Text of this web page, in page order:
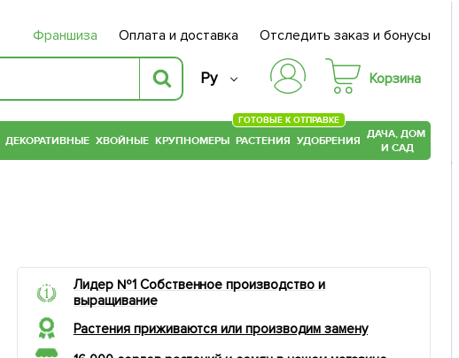
Франшиза Оплата и доставка Отследить заказ и бонусы
Ру Корзина
ДЕКОРАТИВНЫЕ ХВОЙНЫЕ КРУПНОМЕРЫ РАСТЕНИЯ
ГОТОВЫЕ К ОТПРАВКЕ
УДОБРЕНИЯ ДАЧА, ДОМ
И САД
Лидер №1 Собственное производство и
выращивание
Растения приживаются или производим замену